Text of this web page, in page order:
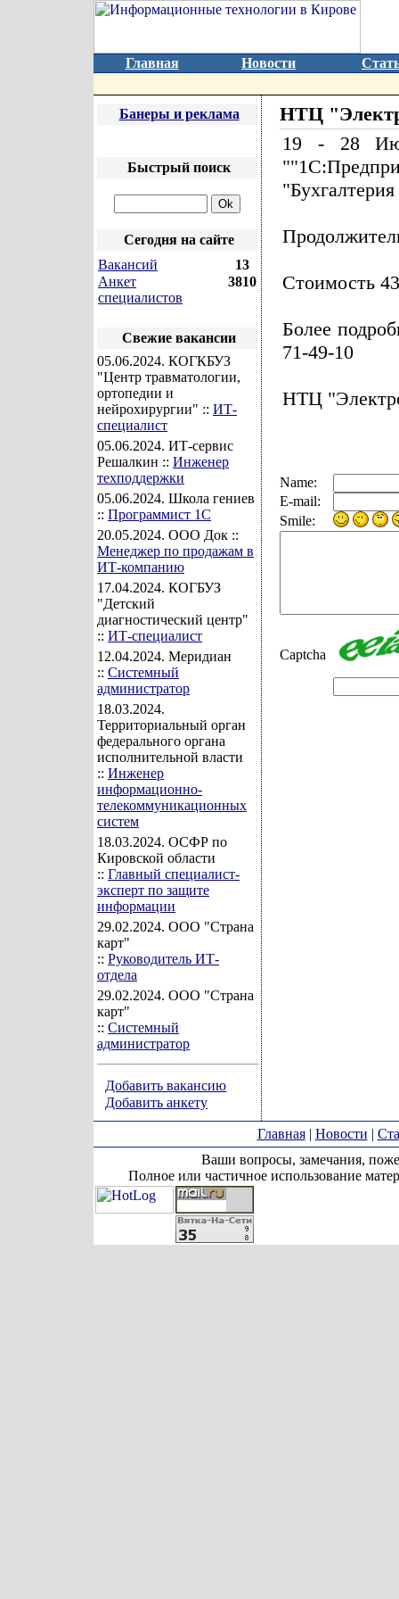
Главная Новости
Банеры и реклама
Быстрый поиск
Сегодня на сайте
Вакансий
13
Анкет
специалистов
3810
Свежие вакансии
05.06.2024. КОГКБУЗ
"Центр травматологии,
ортопедии и
нейрохирургии" :: ИТ-
специалист
05.06.2024. ИТ-сервис
Решалкин :: Инженер
техподдержки
05.06.2024. Школа гениев
:: Программист 1С
20.05.2024. ООО Док ::
Менеджер по продажам в
ИТ-компанию
17.04.2024. КОГБУЗ
"Детский
диагностический центр"
:: ИТ-специалист
12.04.2024. Меридиан
:: Системный
администратор
18.03.2024.
Территориальный орган
федерального органа
исполнительной власти
:: Инженер
информационно-
телекоммуникационных
систем
18.03.2024. ОСФР по
Кировской области
:: Главный специалист-
эксперт по защите
информации
29.02.2024. ООО "Страна
карт"
:: Руководитель ИТ-
отдела
29.02.2024. ООО "Страна
карт"
:: Системный
администратор
Добавить вакансию
Добавить анкету
НТЦ
19 - 28
Стоимость
Более
71-49-10
НТЦ
Name:
E-mail:
Smile:
Captcha
Главная| Новости |
Ваши вопросы, замечания,
Полное или частичное использование